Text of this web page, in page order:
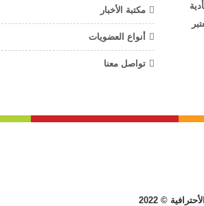
مكتبة الأخبار
أنواع العضويات
تواصل معنا
© 2022